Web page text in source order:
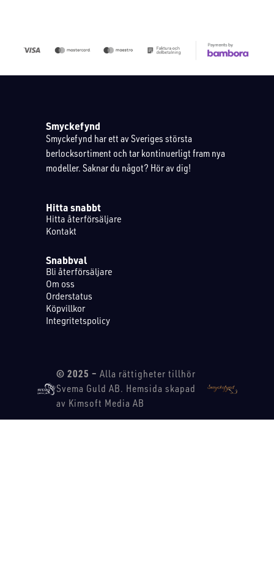
Smyckefynd
Smyckefynd har ett av Sveriges största
berlocksortiment och tar kontinuerligt fram nya
modeller. Saknar du något? Hör av dig!
Hitta snabbt
Hitta återförsäljare
Kontakt
Snabbval
Bli återförsäljare
Om oss
Orderstatus
Köpvillkor
Integritetspolicy
© 2025 – Alla rättigheter tillhör
Svema Guld AB. Hemsida skapad
av Kimsoft Media AB